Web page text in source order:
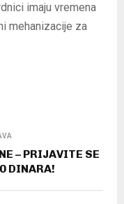
imaju vremena
mehanizacije za
– PRIJAVITE SE
DINARA!